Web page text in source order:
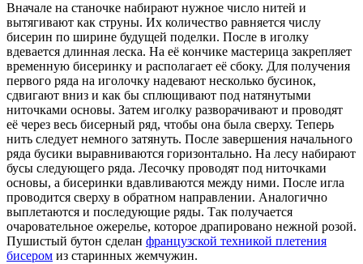
Вначале на станочке набирают нужное число нитей и
вытягивают как струны. Их количество равняется числу
бисерин по ширине будущей поделки. После в иголку
вдевается длинная леска. На её кончике мастерица закрепляет
временную бисеринку и располагает её сбоку. Для получения
первого ряда на иголочку надевают несколько бусинок,
сдвигают вниз и как бы сплющивают под натянутыми
ниточками основы. Затем иголку разворачивают и проводят
её через весь бисерный ряд, чтобы она была сверху. Теперь
нить следует немного затянуть. После завершения начального
ряда бусики выравниваются горизонтально. На лесу набирают
бусы следующего ряда. Лесочку проводят под ниточками
основы, а бисеринки вдавливаются между ними. После игла
проводится сверху в обратном направлении. Аналогично
выплетаются и последующие ряды. Так получается
очаровательное ожерелье, которое драпировано нежной розой.
Пушистый бутон сделан французской техникой плетения
бисером из старинных жемчужин.